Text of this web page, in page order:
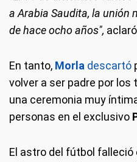
a Arabia Saudita, la unión
de hace ocho años", aclaró
En tanto, Morla descartó
volver a ser padre por los
una ceremonia muy
personas en el exclusivo
El astro del fútbol falleció